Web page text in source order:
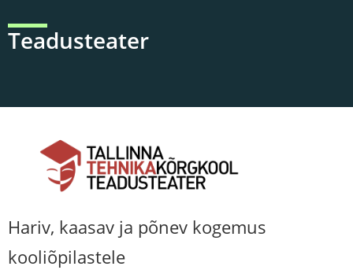
Teadusteater
Hariv, kaasav ja põnev kogemus
kooliõpilastele